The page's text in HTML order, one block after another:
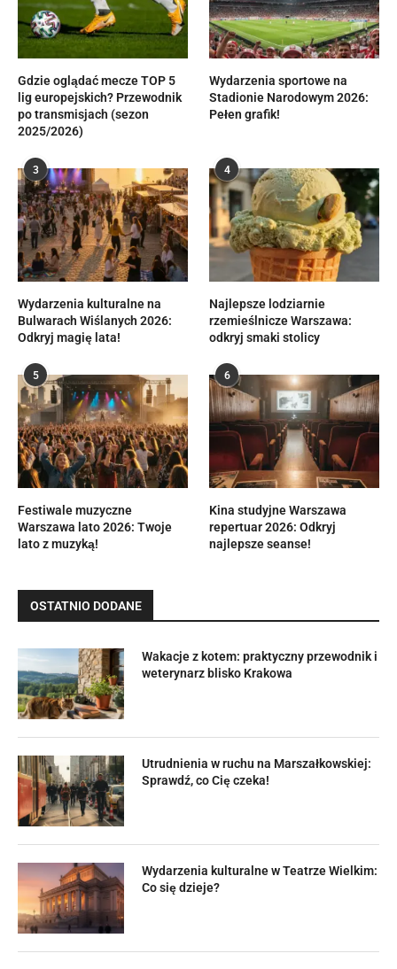
Gdzie oglądać mecze TOP 5
lig europejskich? Przewodnik
po transmisjach (sezon
2025/2026)
Wydarzenia sportowe na
Stadionie Narodowym 2026:
Pełen grafik!
3
Wydarzenia kulturalne na
Bulwarach Wiślanych 2026:
Odkryj magię lata!
4
Najlepsze lodziarnie
rzemieślnicze Warszawa:
odkryj smaki stolicy
5
Festiwale muzyczne
Warszawa lato 2026: Twoje
lato z muzyką!
6
Kina studyjne Warszawa
repertuar 2026: Odkryj
najlepsze seanse!
OSTATNIO DODANE
Wakacje z kotem: praktyczny przewodnik i
weterynarz blisko Krakowa
Utrudnienia w ruchu na Marszałkowskiej:
Sprawdź, co Cię czeka!
Wydarzenia kulturalne w Teatrze Wielkim:
Co się dzieje?